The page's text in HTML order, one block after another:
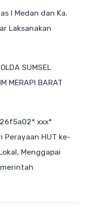
I Medan dan Ka.
Laksanakan
SUMSEL
MERAPI BARAT
ххх*
Perayaan HUT ke-
Menggapai